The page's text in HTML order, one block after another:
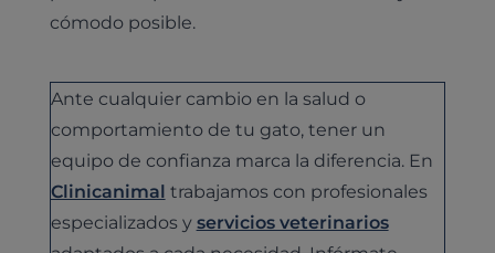
cómodo posible.
Ante cualquier cambio en la salud o
comportamiento de tu gato, tener un
equipo de confianza marca la diferencia. En
Clinicanimal trabajamos con profesionales
especializados y servicios veterinarios